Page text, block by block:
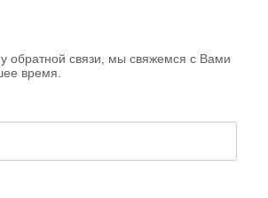
обратной связи, мы свяжемся с Вами
время.